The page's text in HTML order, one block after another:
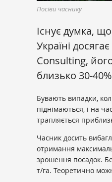
Посіви часнику
Існує думка,
Україні
Сonsulting,
близько 30-
Бувають випадки,
піднімаються, і на
трапляється
Часник досить
отримання
зрошення посадок.
т/га. Теоретично